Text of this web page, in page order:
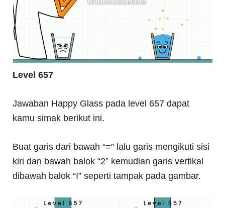
Level 657
Jawaban Happy Glass pada level 657 dapat
kamu simak berikut ini.
Buat garis dari bawah “=” lalu garis mengikuti sisi
kiri dan bawah balok “2” kemudian garis vertikal
dibawah balok “I” seperti tampak pada gambar.